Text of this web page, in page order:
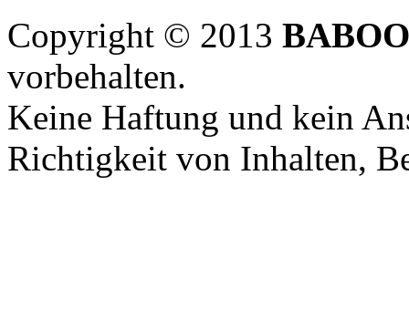
Copyright © 2013
vorbehalten.
Keine Haftung und kein
Richtigkeit von Inhalten,